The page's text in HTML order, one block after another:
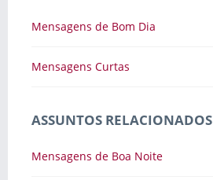
Mensagens de Bom Dia
Mensagens Curtas
ASSUNTOS RELACIONADOS
Mensagens de Boa Noite